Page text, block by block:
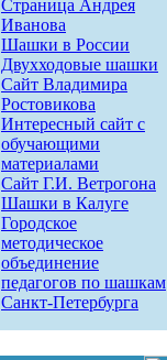
Страница Андрея
Иванова
Шашки в России
Двухходовые шашки
Сайт Владимира
Ростовикова
Интересный сайт с
обучающими
материалами
Сайт Г.И. Ветрогона
Шашки в Калуге
Городское
методическое
объединение
педагогов по шашкам
Санкт-Петербурга